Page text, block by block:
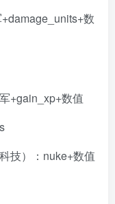
数
+gain_xp+数值
技）：nuke+数值